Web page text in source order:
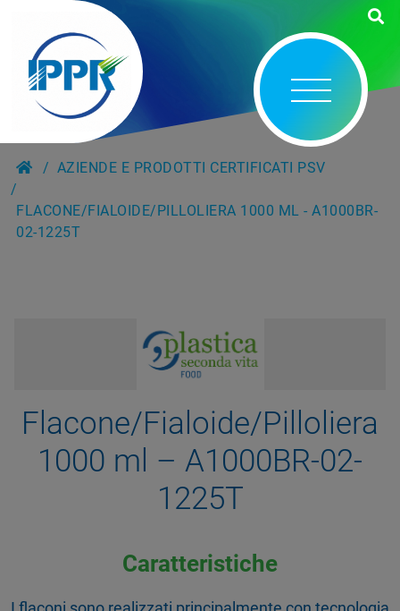
AZIENDE E PRODOTTI CERTIFICATI PSV
FLACONE/FIALOIDE/PILLOLIERA 1000 ML - A1000BR-
02-1225T
Flacone/Fialoide/Pilloliera
1000 ml – A1000BR-02-
1225T
Caratteristiche